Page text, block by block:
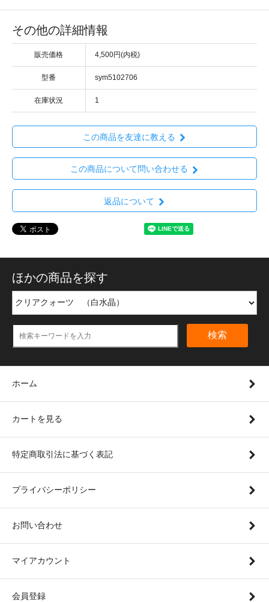
その他の詳細情報
販売価格 4,500円(内税)
型番 sym5102706
在庫状況 1
この商品を友達に教える
この商品について問い合わせる
返品について
ほかの商品を探す
検索
ホーム
カートを見る
特定商取引法に基づく表記
プライバシーポリシー
お問い合わせ
マイアカウント
会員登録